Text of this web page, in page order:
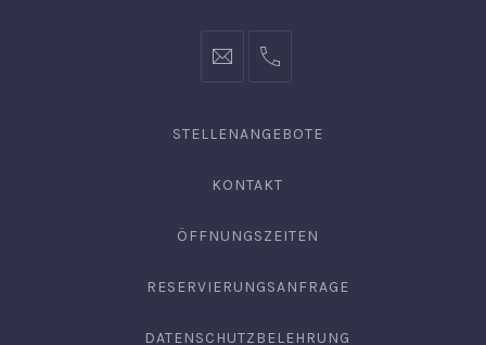
info@hofgut-0049747196019210
STELLENANGEBOTE
KONTAKT
ÖFFNUNGSZEITEN
RESERVIERUNGSANFRAGE
DATENSCHUTZBELEHRUNG